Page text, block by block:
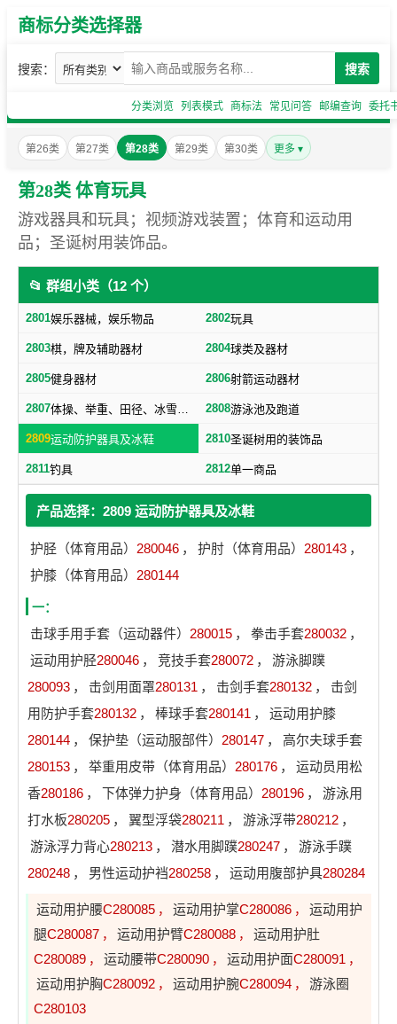
商标分类选择器
搜索： 搜索
分类浏览 列表模式 商标法 常见问答 邮编查询 委托
第26类 第27类 第28类 第29类 第30类 更多 ▾
第28类 体育玩具
游戏器具和玩具；视频游戏装置；体育和运动用
品；圣诞树用装饰品。
📂 群组小类（12 个）
2801娱乐器械，娱乐物品 2802玩具
2803棋，牌及辅助器材 2804球类及器材
2805健身器材 2806射箭运动器材
2807 体操、举重、田径、冰雪及属于本类的其他运动器材 2808游泳池及跑道
2809运动防护器具及冰鞋 2810圣诞树用的装饰品
2811钓具 2812单一商品
产品选择：2809 运动防护器具及冰鞋
护胫（体育用品） 280046 ， 护肘（体育用品） 280143 ，
护膝（体育用品） 280144
一：
击球手用手套（运动器件） 280015 ， 拳击手套280032 ，
运动用护胫280046 ， 竞技手套280072 ，
游泳脚蹼
280093 ， 击剑用面罩280131 ， 击剑手套280132 ，
击剑
用防护手套280132 ， 棒球手套280141 ，
运动用护膝
280144 ， 保护垫（运动服部件） 280147 ，
高尔夫球手套
280153 ， 举重用皮带（体育用品） 280176 ，
运动员用松
香280186 ， 下体弹力护身（体育用品） 280196 ，
游泳用
打水板280205 ， 翼型浮袋280211 ， 游泳浮带280212 ，
游泳浮力背心280213 ， 潜水用脚蹼280247 ，
游泳手蹼
280248 ， 男性运动护裆280258 ， 运动用腹部护具280284
运动用护腰C280085 ， 运动用护掌C280086 ，
运动用护
腿C280087 ， 运动用护臂C280088 ，
运动用护肚
C280089 ， 运动腰带C280090 ， 运动用护面C280091 ，
运动用护胸C280092 ， 运动用护腕C280094 ，
游泳圈
C280103